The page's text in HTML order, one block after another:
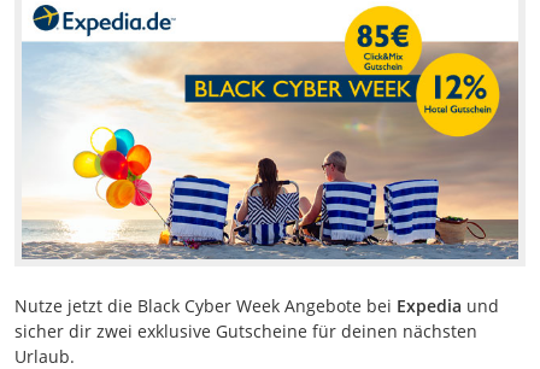
Nutze jetzt die Black Cyber Week Angebote bei Expedia und
sicher dir zwei exklusive Gutscheine für deinen nächsten
Urlaub.